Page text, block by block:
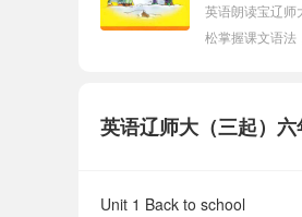
英语朗读宝辽师
松掌握课文语法
英语辽师大（三起）
Unit 1 Back to school